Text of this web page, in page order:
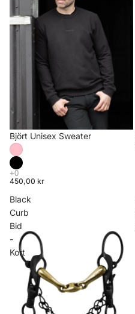
Björt Unisex Sweater
450,00 kr
Black
Curb
Bid
-
Kort